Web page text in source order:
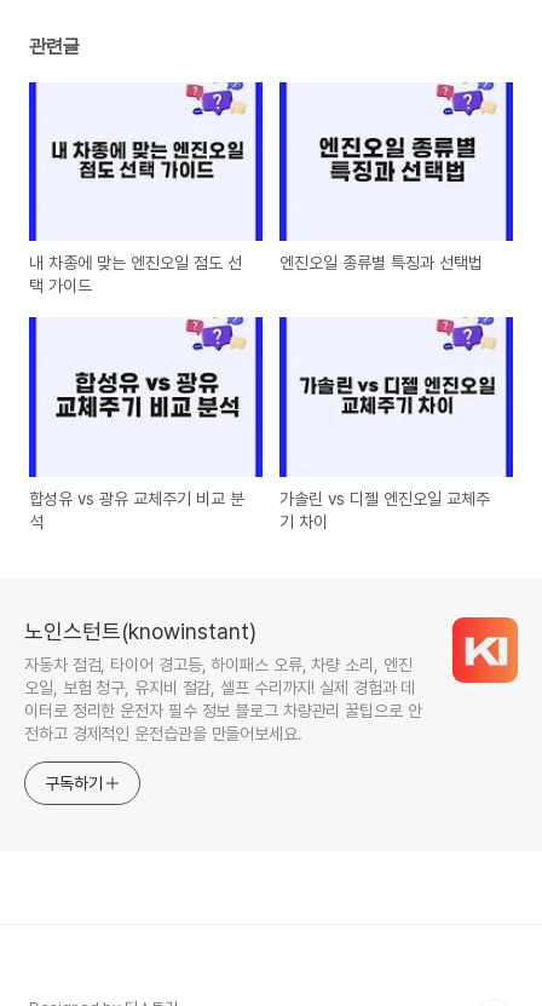
관련글
내 차종에 맞는 엔진오일 점도 선
택 가이드
엔진오일 종류별 특징과 선택법
합성유 vs 광유 교체주기 비교 분
석
가솔린 vs 디젤 엔진오일 교체주
기 차이
노인스턴트(knowinstant)
자동차 점검, 타이어 경고등, 하이패스 오류, 차량 소리, 엔진
오일, 보험 청구, 유지비 절감, 셀프 수리까지! 실제 경험과 데
이터로 정리한 운전자 필수 정보 블로그 차량관리 꿀팁으로 안
전하고 경제적인 운전습관을 만들어보세요.
구독하기